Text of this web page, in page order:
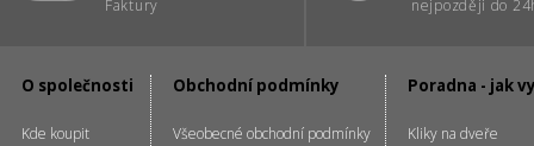
Faktury
nejpozději do
O společnosti
Kde koupit
Obchodní podmínky
Všeobecné obchodní podmínky
Poradna - jak
Kliky na dveře